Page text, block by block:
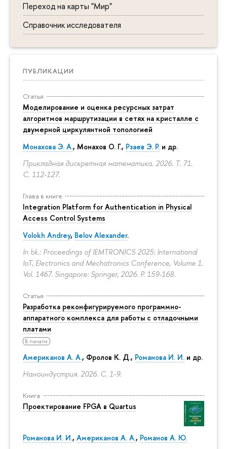
Переход на карты "Мир"
Справочник исследователя
ПУБЛИКАЦИИ
Статья
Моделирование и оценка ресурсных затрат
алгоритмов маршрутизации в сетях на кристалле с
двумерной циркулянтной топологией
Монахова Э. А., Монахов О. Г., Рзаев Э. Р. и др.
Прикладная дискретная математика. 2026. Т. 71.
С. 112-127.
Глава в книге
Integration Platform for Authentication in Physical
Access Control Systems
Volokh Andrey, Belov Alexander.
In bk.: Proceedings of IEMTRONICS 2025: International
IoT, Electronics and Mechatronics Conference, Volume 1.
Vol. 1467. Singapore: Springer, 2026. P. 159-168.
Статья
Разработка реконфигурируемого программно-
аппаратного комплекса для работы с отладочными
платами
В печати
Американов А. А., Фролов К. Д., Романова И. И. и др.
Наноиндустрия. 2026. С. 1-9.
Книга
Проектирование FPGA в Quartus
Романова И. И., Американов А. А., Романов А. Ю.